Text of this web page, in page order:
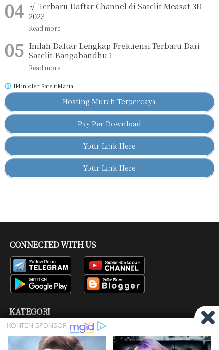
√ Terbaru Daftar Channel di Satelit Measat 3D
2023
Inilah Daftar Lengkap Frekuensi Terbaru Dari
Satelit Bangabandhu 1
Hosting Murah Terpercaya
Pay Per Download
Your Link Here
Your Link Here
Iklan oleh SatelitMania
CONNECTED WITH US
KATEGORI
Channel Tv Firmware
Satelit